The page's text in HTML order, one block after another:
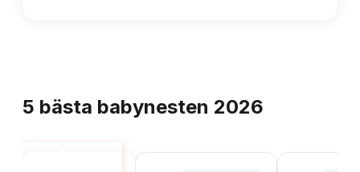
5 bästa babynesten 2026